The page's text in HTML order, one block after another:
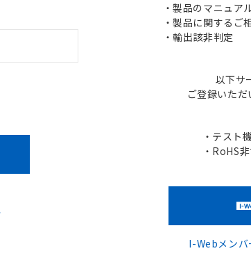
・製品のマニュア
・製品に関するご
・輸出該非判定
以下サ
ご登録いた
・テスト
・RoHS
I-Webメンバ